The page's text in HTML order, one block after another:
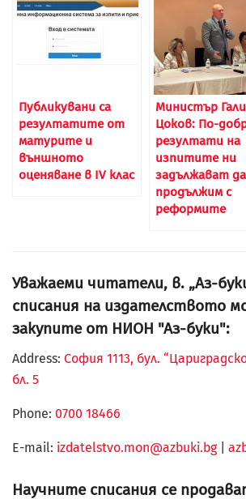
Публикувани са
резултатите от
матурите и
външното
оценяване в IV клас
Министър
Цоков: По-
резултати на
изпитите ни
задължават да
продължим с
реформите
Уважаеми читатели, в. „Аз-
списания на издателството
закупите от НИОН "Аз-буки":
Address: София 1113, бул.
бл. 5
Phone: 0700 18466
Е-mail: izdatelstvo.mon@azbuki.bg|
Научните списания се